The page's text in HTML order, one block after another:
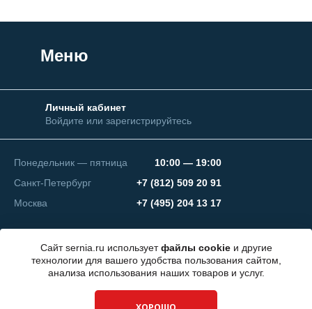
Сайт sernia.ru используетфайлы cookieи другие
технологии для вашего удобства пользования сайтом,
анализа использования наших товаров и услуг.
Меню
Личный кабинет
Войдите или зарегистрируйтесь
Понедельник — пятница
10:00 — 19:00
Санкт-Петербург
+7 (812) 509 20 91
Москва
+7 (495) 204 13 17